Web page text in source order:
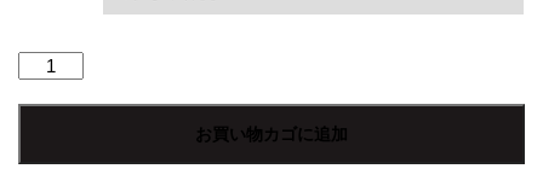
"30%OFF"【Ladies】
|
お買い物カゴに追加